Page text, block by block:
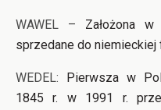
WAWEL – Założona
sprzedane do niemieckiej
WEDEL: Pierwsza w
1845 r. w 1991 r.